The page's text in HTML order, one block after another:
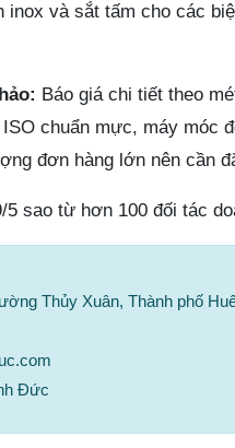
inox và sắt tấm cho các
Báo giá chi tiết theo
chuẩn mực, máy móc
đơn hàng lớn nên cần
5 sao từ hơn 100 đối tác
Thủy Xuân, Thành phố
Đức